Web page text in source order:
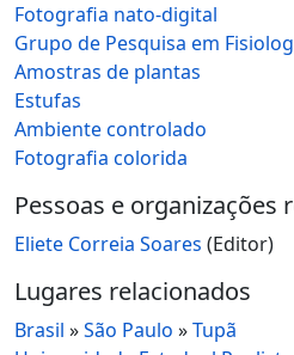
Fotografia nato-digital
Grupo de Pesquisa em
Amostras de plantas
Estufas
Ambiente controlado
Fotografia colorida
Pessoas e organizações
Eliete Correia Soares (Editor)
Lugares relacionados
Brasil »São Paulo »Tupã